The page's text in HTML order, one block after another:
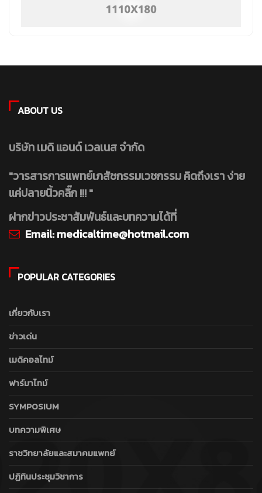
ABOUT US
บริษัท เมดิ แอนด์ เวลเนส จำกัด
"วารสารการแพทย์เภสัชกรรมเวชกรรม คิดถึงเรา ง่าย
แค่ปลายนิ้วคลิ๊ก !!! "
ฝากข่าวประชาสัมพันธ์และบทความได้ที่
Email:medicaltime@hotmail.com
POPULAR CATEGORIES
เกี่ยวกับเรา
ข่าวเด่น
เมดิคอลไทม์
ฟาร์มาไทม์
SYMPOSIUM
บทความพิเศษ
ราชวิทยาลัยและสมาคมแพทย์
ปฏิทินประชุมวิชาการ